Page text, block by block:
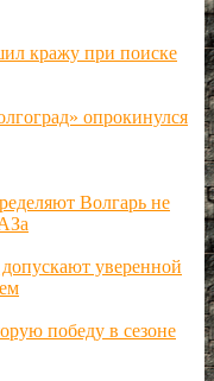
кражу при поиске
опрокинулся
Волгарь не
уверенной
победу в сезоне